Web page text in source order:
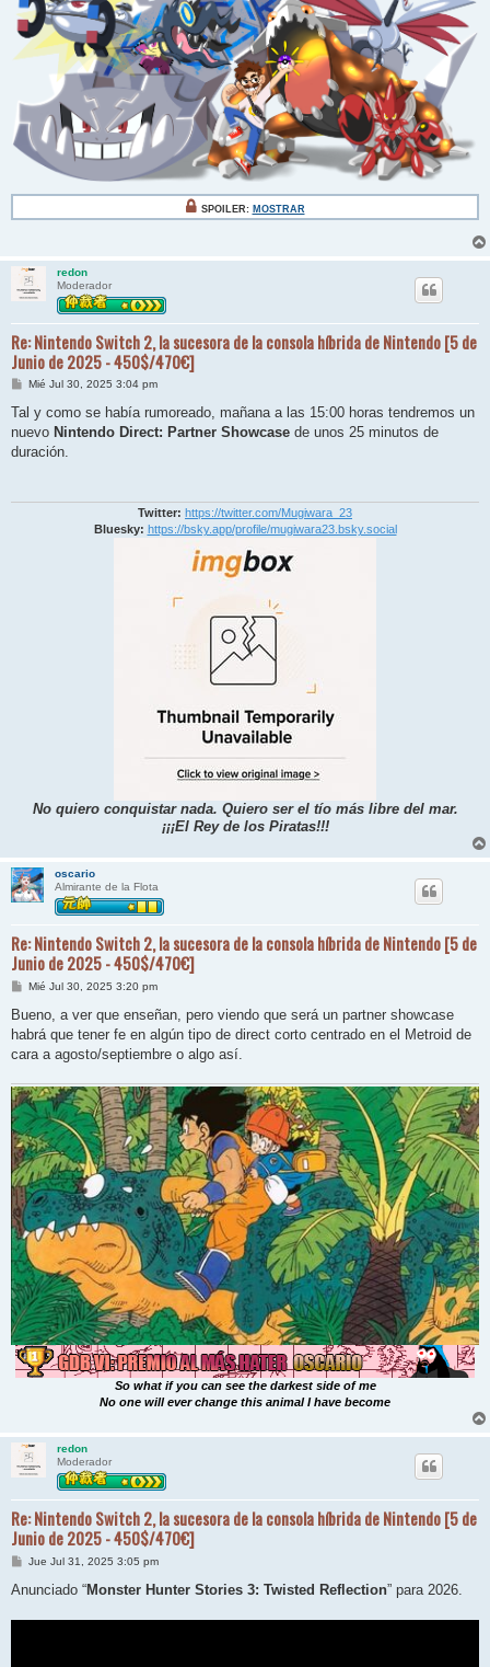
SPOILER: MOSTRAR
redon
Moderador
Re: Nintendo Switch 2, la sucesora de la consola híbrida de Nintendo [5 de
Junio de 2025 - 450$/470€]
M
n
a
j
Mié Jul 30, 2025 3:04 pm
Tal y como se había rumoreado, mañana a las 15:00 horas tendremos un
nuevo Nintendo Direct: Partner Showcase de unos 25 minutos de
duración.
Twitter: https://twitter.com/Mugiwara_23
Bluesky: https://bsky.app/profile/mugiwara23.bsky.social
No quiero conquistar nada. Quiero ser el tío más libre del mar.
¡¡¡El Rey de los Piratas!!!
oscario
Almirante de la Flota
Re: Nintendo Switch 2, la sucesora de la consola híbrida de Nintendo [5 de
Junio de 2025 - 450$/470€]
M
n
a
j
Mié Jul 30, 2025 3:20 pm
Bueno, a ver que enseñan, pero viendo que será un partner showcase
habrá que tener fe en algún tipo de direct corto centrado en el Metroid de
cara a agosto/septiembre o algo así.
So what if you can see the darkest side of me
No one will ever change this animal I have become
redon
Moderador
Re: Nintendo Switch 2, la sucesora de la consola híbrida de Nintendo [5 de
Junio de 2025 - 450$/470€]
M
n
Jue Jul 31, 2025 3:05 pm
Anunciado “Monster Hunter Stories 3: Twisted Reflection” para 2026.